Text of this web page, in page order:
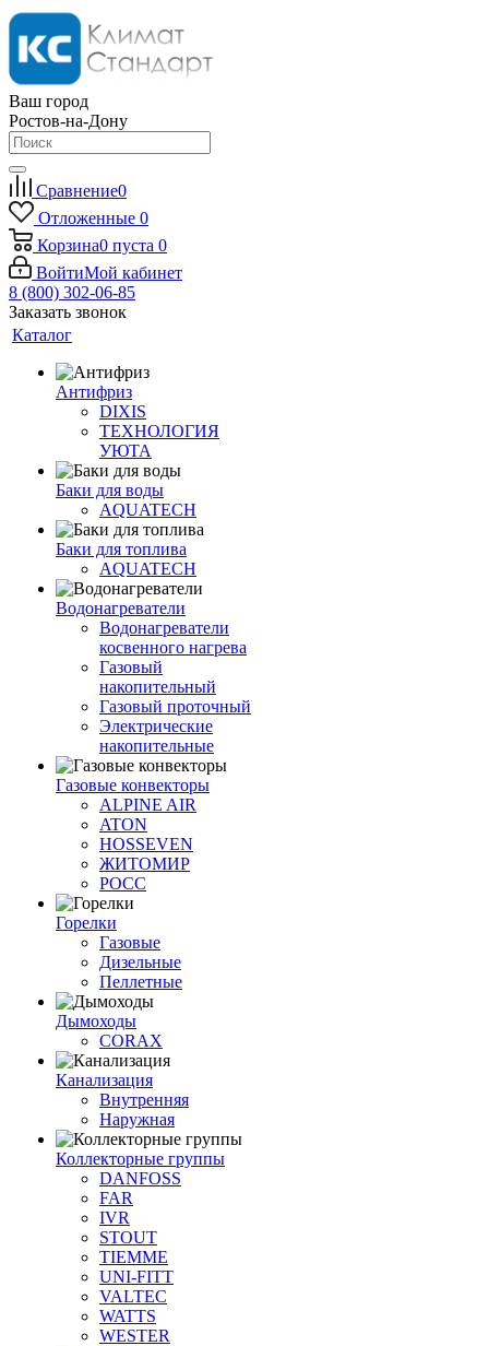
Ваш город
Ростов-на-Дону
Сравнение0
Отложенные 0
Корзина0 пуста 0
ВойтиМой кабинет
8 (800) 302-06-85
Заказать звонок
Каталог
Антифриз
DIXIS
ТЕХНОЛОГИЯ
УЮТА
Баки для воды
AQUATECH
Баки для топлива
AQUATECH
Водонагреватели
Водонагреватели
косвенного нагрева
Газовый
накопительный
Газовый проточный
Электрические
накопительные
Газовые конвекторы
ALPINE AIR
ATON
HOSSEVEN
ЖИТОМИР
РОСС
Горелки
Газовые
Дизельные
Пеллетные
Дымоходы
CORAX
Канализация
Внутренняя
Наружная
Коллекторные группы
DANFOSS
FAR
IVR
STOUT
TIEMME
UNI-FITT
VALTEC
WATTS
WESTER